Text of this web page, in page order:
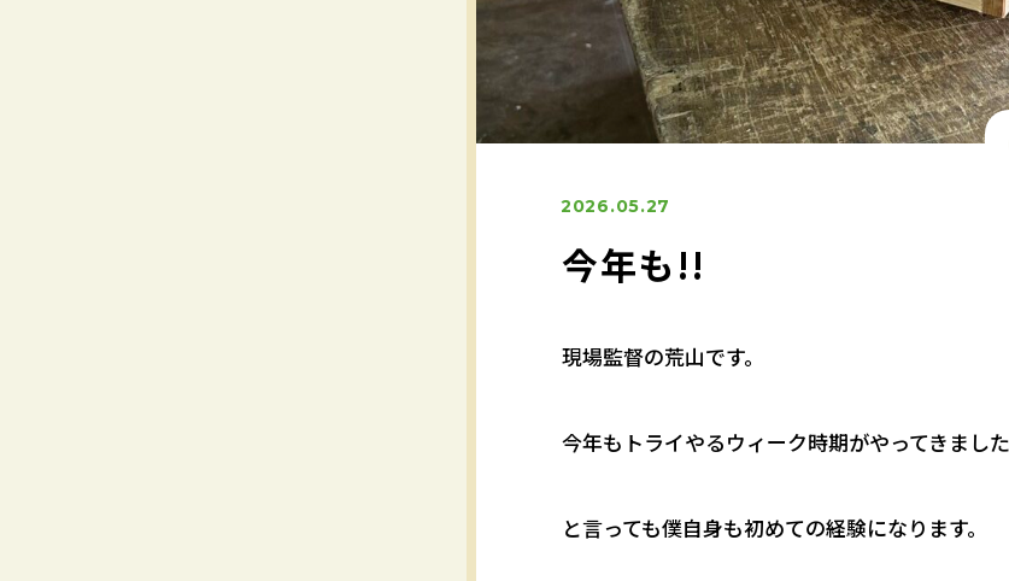
2026.05.27
今年も!!
現場監督の荒山です。
今年もトライやるウィーク時期がやってきました
と言っても僕自身も初めての経験になります。